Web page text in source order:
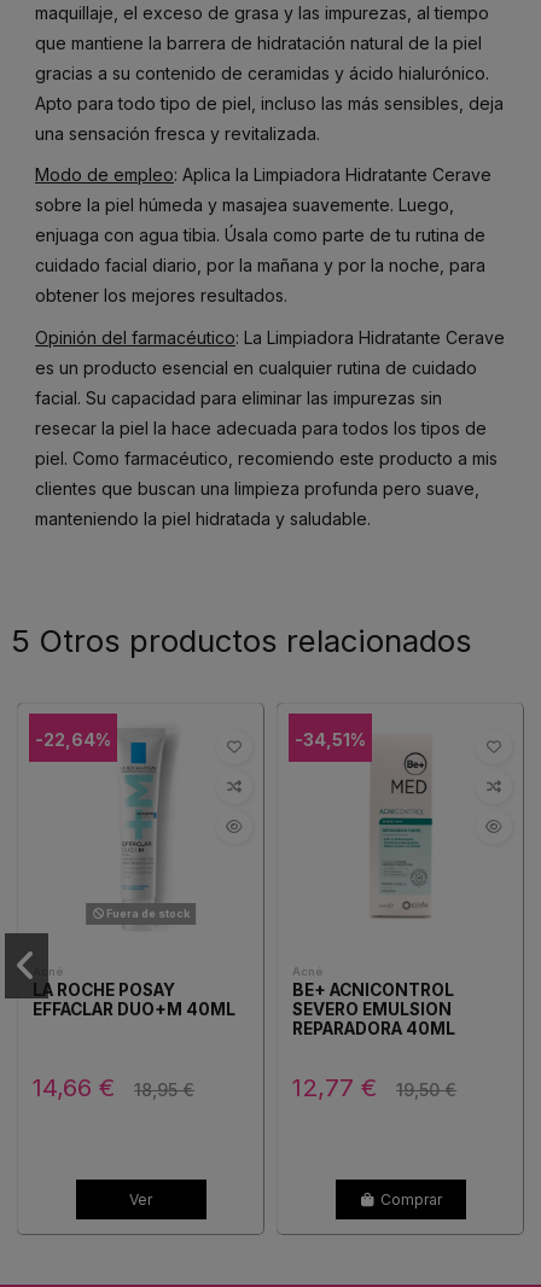
maquillaje, el exceso de grasa y las impurezas, al tiempo
que mantiene la barrera de hidratación natural de la piel
gracias a su contenido de ceramidas y ácido hialurónico.
Apto para todo tipo de piel, incluso las más sensibles, deja
una sensación fresca y revitalizada.
Modo de empleo: Aplica la Limpiadora Hidratante Cerave
sobre la piel húmeda y masajea suavemente. Luego,
enjuaga con agua tibia. Úsala como parte de tu rutina de
cuidado facial diario, por la mañana y por la noche, para
obtener los mejores resultados.
Opinión del farmacéutico: La Limpiadora Hidratante Cerave
es un producto esencial en cualquier rutina de cuidado
facial. Su capacidad para eliminar las impurezas sin
resecar la piel la hace adecuada para todos los tipos de
piel. Como farmacéutico, recomiendo este producto a mis
clientes que buscan una limpieza profunda pero suave,
manteniendo la piel hidratada y saludable.
5 Otros productos relacionados
-22,64%
Fuera de stock
Acné
LA ROCHE POSAY
EFFACLAR DUO+M 40ML
14,66 € 18,95 €
Ver
-34,51%
Acné
BE+ ACNICONTROL
SEVERO EMULSION
REPARADORA 40ML
12,77 € 19,50 €
Comprar